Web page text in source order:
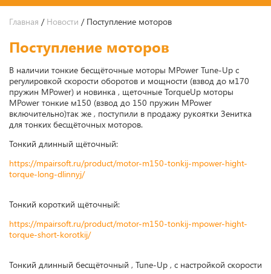
Главная / Новости / Поступление моторов
Поступление моторов
В наличии тонкие бесщёточные моторы MPower Tune-Up с
регулировкой скорости оборотов и мощности (взвод до м170
пружин MPower) и новинка , щеточные TorqueUp моторы
MPower тонкие м150 (взвод до 150 пружин MPower
включительно)так же , поступили в продажу рукоятки Зенитка
для тонких бесщёточных моторов.
Тонкий длинный щёточный:
https://mpairsoft.ru/product/motor-m150-tonkij-mpower-hight-
torque-long-dlinnyj/
Тонкий короткий щёточный:
https://mpairsoft.ru/product/motor-m150-tonkij-mpower-hight-
torque-short-korotkij/
Тонкий длинный бесщёточный , Tune-Up , с настройкой скорости